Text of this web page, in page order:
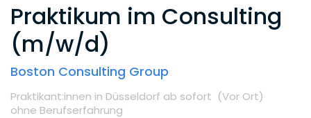
Praktikum im Consulting
(m/w/d)
Boston Consulting Group
Praktikant:innen in Düsseldorf ab sofort (Vor Ort)
ohne Berufserfahrung